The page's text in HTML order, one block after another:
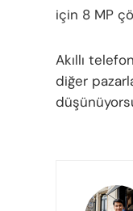
için 8 MP
Akıllı
diğer